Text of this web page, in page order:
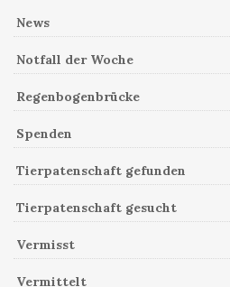
News
Notfall der Woche
Regenbogenbrücke
Spenden
Tierpatenschaft gefunden
Tierpatenschaft gesucht
Vermisst
Vermittelt